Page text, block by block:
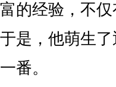
富的经验，不
于是，他萌生
一番。